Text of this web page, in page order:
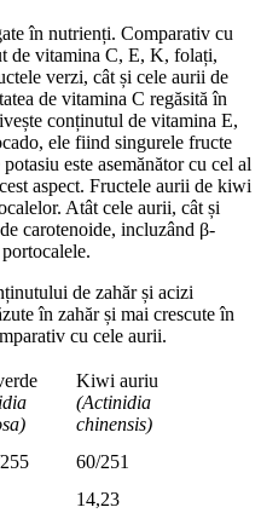
în nutrienți. Comparativ cu
de vitamina C, E, K, folați,
verzi, cât și cele aurii de
de vitamina C regăsită în
conținutul de vitamina E,
ele fiind singurele fructe
este asemănător cu cel al
aspect. Fructele aurii de kiwi
Atât cele aurii, cât și
carotenoide, incluzând β-
de zahăr și acizi
în zahăr și mai crescute în
cu cele aurii.
Kiwi auriu
(Actinidia
chinensis)
60/251
14,23